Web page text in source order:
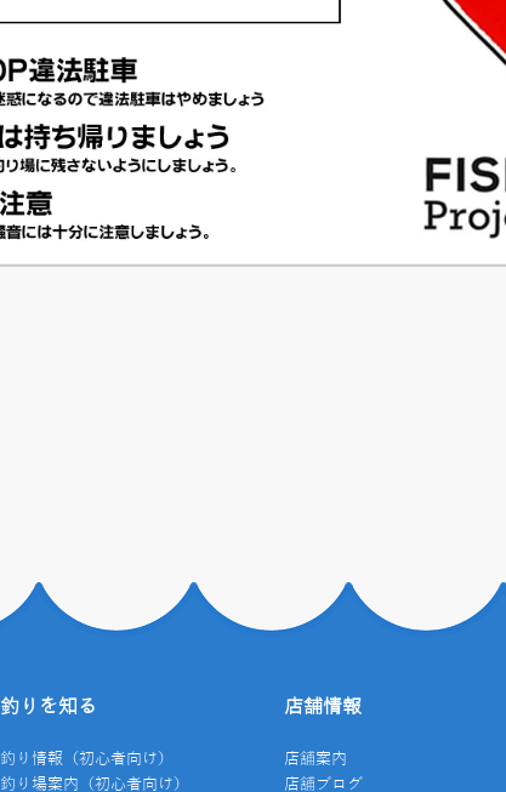
釣りを知る
釣り情報（初心者向け）
釣り場案内（初心者向け）
店舗情報
店舗案内
店舗ブログ